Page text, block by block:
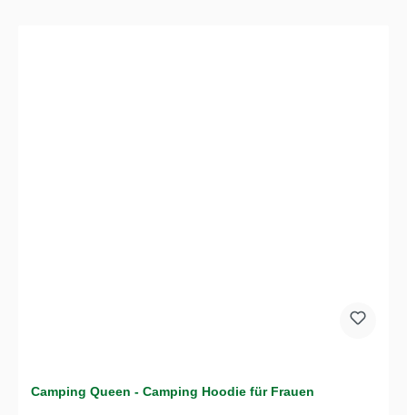
Camping Queen - Camping Hoodie für Frauen